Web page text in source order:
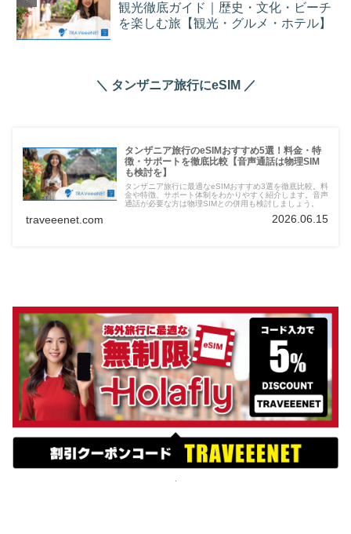
観光徹底ガイド｜歴史・文化・ビーチ
を楽しむ旅【観光・グルメ・ホテル】
＼ タンザニア旅行にeSIM ／
タンザニア旅行のeSIMおすすめ5選！料金・特
徴・サポートを徹底比較【音声通話は物理SIM
も検討を】
タンザニア旅行に最適なeSIMおすすめ3選を徹底比較。料
金や特徴、サポート体制をわかりやすく紹介します。音声
通話が必要な方は物理SIMとの併用も検討しましょう。
traveeenet.com 2026.06.15